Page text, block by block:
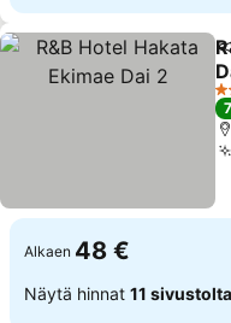
3
Alkaen 48 €
Näytä hinnat 11 sivustolta